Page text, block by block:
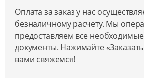
Оплата за заказ у нас
безналичному расчету. Мы
предоставляем все
документы. Нажимайте
вами свяжемся!